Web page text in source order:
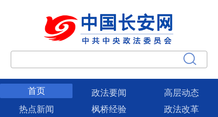
首页 政法要闻
高层动态
热点新闻
枫桥经验
政法改革